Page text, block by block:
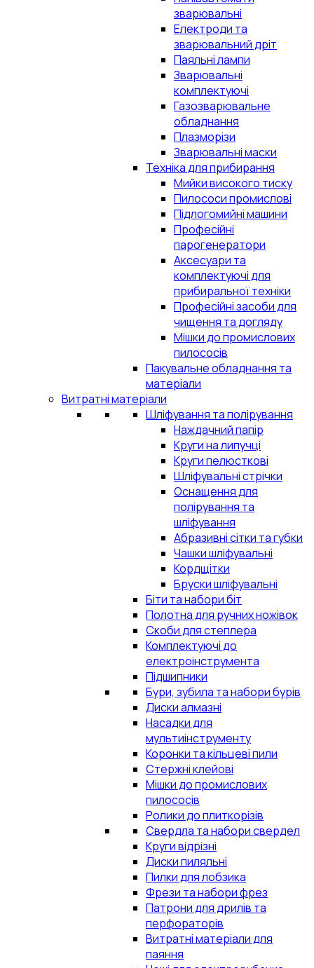
зварювальні
Електроди та
зварювальний дріт
Паяльні лампи
Зварювальні
комплектуючі
Газозварювальне
обладнання
Плазморізи
Зварювальні маски
Техніка для прибирання
Мийки високого тиску
Пилососи промислові
Підлогомийні машини
Професійні
парогенератори
Аксесуари та
комплектуючі для
прибиральної техніки
Професійні засоби для
чищення та догляду
Мішки до промислових
пилососів
Пакувальне обладнання та
матеріали
Витратні матеріали
Шліфування та полірування
Наждачний папір
Круги на липучці
Круги пелюсткові
Шліфувальні стрічки
Оснащення для
полірування та
шліфування
Абразивні сітки та губки
Чашки шліфувальні
Кордщітки
Бруски шліфувальні
Біти та набори біт
Полотна для ручних ножівок
Скоби для степлера
Комплектуючі до
електроінструмента
Підшипники
Бури, зубила та набори бурів
Диски алмазні
Насадки для
мультиінструменту
Коронки та кільцеві пили
Стержні клейові
Мішки до промислових
пилососів
Ролики до плиткорізів
Свердла та набори свердел
Круги відрізні
Диски пиляльні
Пилки для лобзика
Фрези та набори фрез
Патрони для дрилів та
перфораторів
Витратні матеріали для
паяння